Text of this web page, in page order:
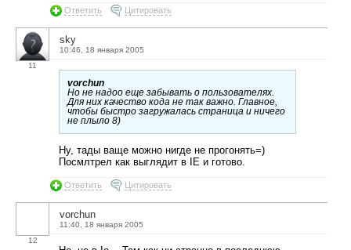
Ответить Цитировать
11
sky
10:46, 18 января 2005
vorchun
Но не надоо еще забывать о пользователях.
Для них качество кода не так важно. Главное,
чтобы быстро загружалась страница и ничего
не плыло 8)
Ну, тады ваще можно нигде не прогонять=)
Посмлтрел как выглядит в IE и готово.
Ответить Цитировать
12
vorchun
11:40, 18 января 2005